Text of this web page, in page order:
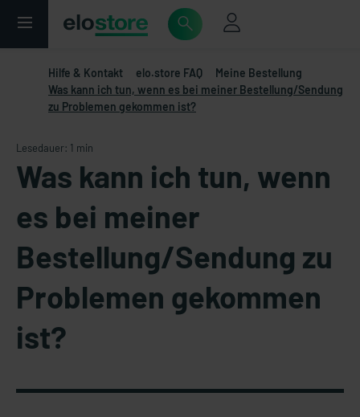
Hilfe & Kontakt elo.store FAQ
Meine Bestellung
Was kann ich tun, wenn es bei meiner Bestellung/Sendung
zu Problemen gekommen ist?
Lesedauer: 1 min
Was kann ich tun, wenn
es bei meiner
Bestellung/Sendung zu
Problemen gekommen
ist?